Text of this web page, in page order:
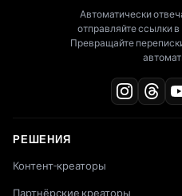
Автоматически
отправляйте ссылки в
Превращайте
РЕШЕНИЯ
Контент-креаторы
Партнёрские креаторы